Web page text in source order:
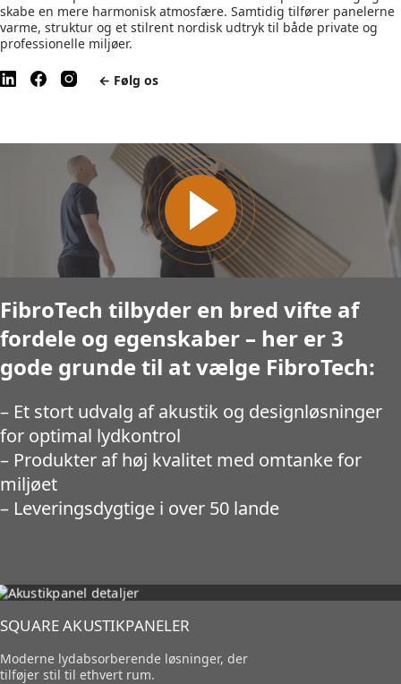
skabe en mere harmonisk atmosfære. Samtidig tilfører panelerne
varme, struktur og et stilrent nordisk udtryk til både private og
professionelle miljøer.
← Følg os
FibroTech tilbyder en bred vifte af
fordele og egenskaber – her er 3
gode grunde til at vælge FibroTech:
– Et stort udvalg af akustik og designløsninger
for optimal lydkontrol
– Produkter af høj kvalitet med omtanke for
miljøet
– Leveringsdygtige i over 50 lande
SQUARE AKUSTIKPANELER
Moderne lydabsorberende løsninger, der
tilføjer stil til ethvert rum.